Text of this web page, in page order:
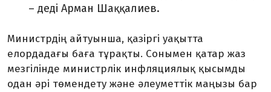
– деді Арман Шаққалиев.
Министрдің айтуынша, қазіргі уақытта
елордадағы баға тұрақты. Сонымен қатар жаз
мезгілінде министрлік инфляциялық қысымды
одан әрі төмендету және әлеуметтік маңызы бар